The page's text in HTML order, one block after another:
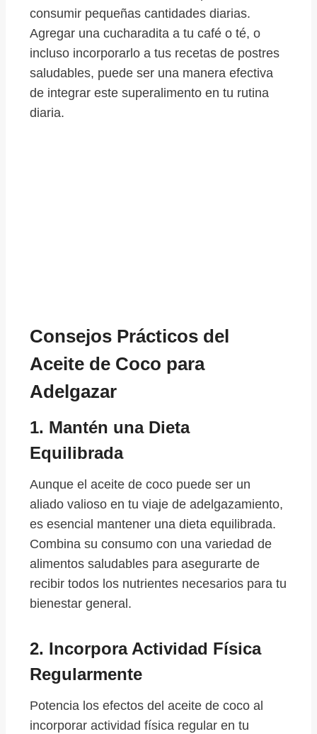
consumir pequeñas cantidades diarias.
Agregar una cucharadita a tu café o té, o
incluso incorporarlo a tus recetas de postres
saludables, puede ser una manera efectiva
de integrar este superalimento en tu rutina
diaria.
Consejos Prácticos del
Aceite de Coco para
Adelgazar
1. Mantén una Dieta
Equilibrada
Aunque el aceite de coco puede ser un
aliado valioso en tu viaje de adelgazamiento,
es esencial mantener una dieta equilibrada.
Combina su consumo con una variedad de
alimentos saludables para asegurarte de
recibir todos los nutrientes necesarios para tu
bienestar general.
2. Incorpora Actividad Física
Regularmente
Potencia los efectos del aceite de coco al
incorporar actividad física regular en tu